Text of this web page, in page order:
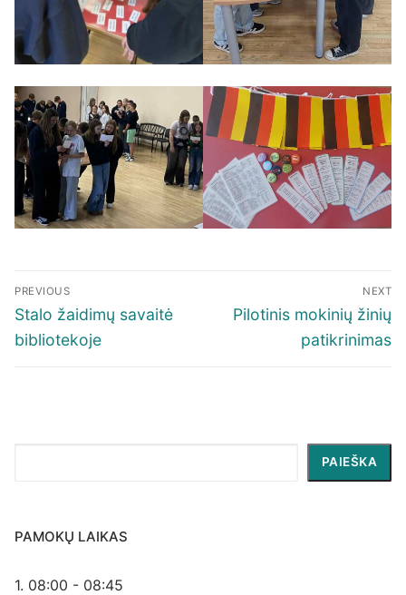
Navigacija
tarp
įrašų
PREVIOUS
Previous
post:
Stalo žaidimų savaitė
bibliotekoje
NEXT
Next
Pilotinis mokinių žinių
patikrinimas
PAIEŠKA
PAMOKŲ LAIKAS
1. 08:00 - 08:45